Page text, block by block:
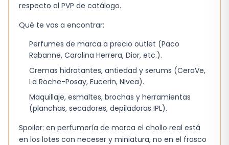
respecto al PVP de catálogo.
Qué te vas a encontrar:
Perfumes de marca a precio outlet (Paco
Rabanne, Carolina Herrera, Dior, etc.).
Cremas hidratantes, antiedad y serums (CeraVe,
La Roche-Posay, Eucerin, Nivea).
Maquillaje, esmaltes, brochas y herramientas
(planchas, secadores, depiladoras IPL).
Spoiler: en perfumería de marca el chollo real está
en los lotes con neceser y miniatura, no en el frasco